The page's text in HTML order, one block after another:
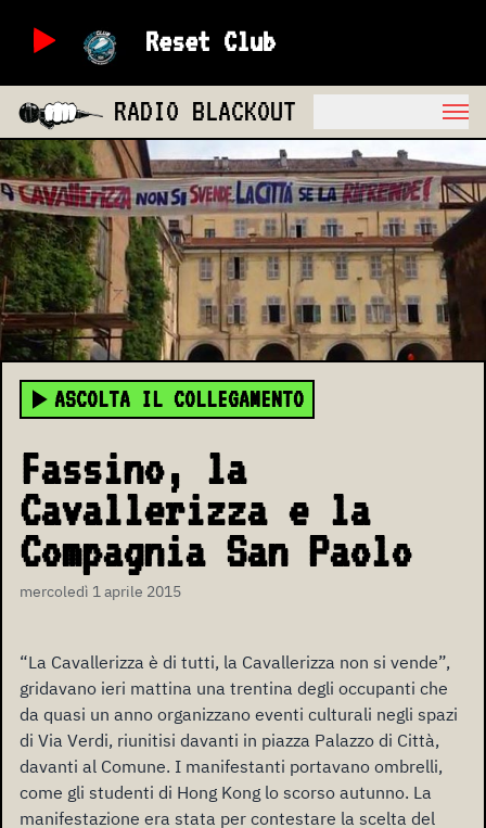
Reset Club
RADIO BLACKOUT
ASCOLTA IL COLLEGAMENTO
Fassino, la
Cavallerizza e la
Compagnia San Paolo
mercoledì 1 aprile 2015
“La Cavallerizza è di tutti, la Cavallerizza non si vende”,
gridavano ieri mattina una trentina degli occupanti che
da quasi un anno organizzano eventi culturali negli spazi
di Via Verdi, riunitisi davanti in piazza Palazzo di Città,
davanti al Comune. I manifestanti portavano ombrelli,
come gli studenti di Hong Kong lo scorso autunno. La
manifestazione era stata per contestare la scelta del